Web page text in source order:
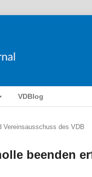
VDBlog
Vereinsausschuss des VDB
beenden